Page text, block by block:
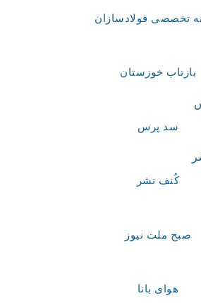
تخصصی فولادسازان
بازتاب خوزستان
سد پرس
کُنف نشر
صبح ملت نیوز
هوای بانا